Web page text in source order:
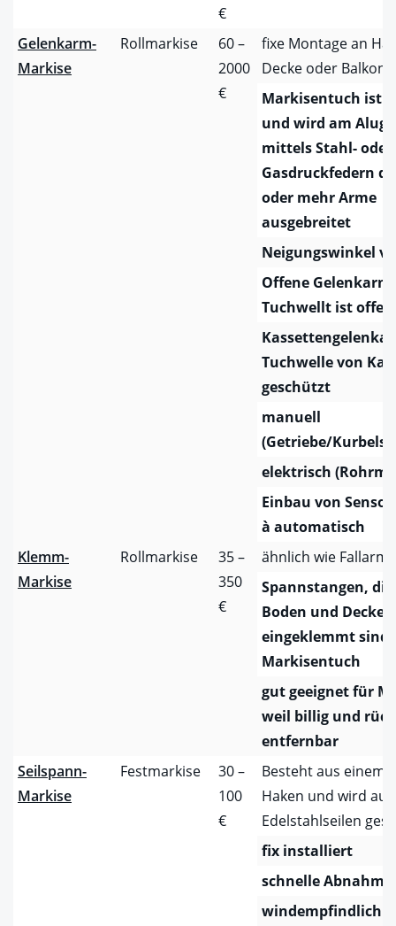
€
Gelenkarm-
Markise
Rollmarkise
60 –
2000
€
fixe Montage an
Decke oder Balkon
Markisentuch ist
und wird am
mittels Stahl- oder
Gasdruckfedern
oder mehr Arme
ausgebreitet
Neigungswinkel
Offene
Tuchwellt ist offen
Tuchwelle von
geschützt
manuell
(Getriebe/
elektrisch
Einbau von
à automatisch
Klemm-
Markise
Rollmarkise
35 –
350
€
ähnlich wie
Spannstangen,
Boden und Decke
eingeklemmt sind
Markisentuch
gut geeignet für
weil billig und
entfernbar
Seilspann-
Markise
Festmarkise
30 –
100
€
Besteht aus einem
Haken und wird auf
Edelstahlseilen
fix installiert
schnelle
windempfindlich